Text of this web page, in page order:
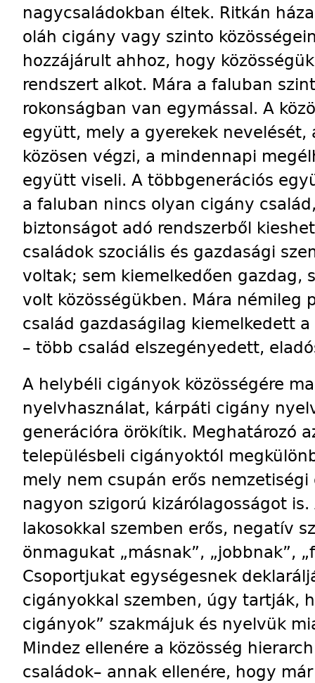
nagycsaládokban éltek. Ritkán
oláh cigány vagy szinto
hozzájárult ahhoz, hogy
rendszert alkot. Mára a faluban
rokonságban van egymással. A
együtt, mely a gyerekek nevelését,
közösen végzi, a mindennapi
együtt viseli. A többgenerációs
a faluban nincs olyan cigány
biztonságot adó rendszerből
családok szociális és gazdasági
voltak; sem kiemelkedően gazdag,
volt közösségükben. Mára némileg
család gazdaságilag kiemelkedett
– több család elszegényedett,
A helybéli cigányok közösségére
nyelvhasználat, kárpáti cigány
generációra örökítik. Meghatározó
településbeli cigányoktól
mely nem csupán erős
nagyon szigorú kizárólagosságot
lakosokkal szemben erős, negatív
önmagukat „másnak”, „jobbnak”,
Csoportjukat egységesnek
cigányokkal szemben, úgy tartják,
cigányok” szakmájuk és nyelvük
Mindez ellenére a közösség
családok– annak ellenére, hogy